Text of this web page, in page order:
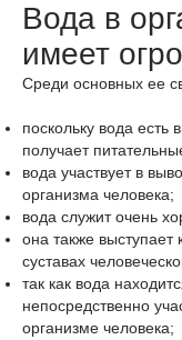
Вода в
имеет
Среди основных ее
поскольку вода есть
получает
вода участвует в
организма человека;
вода служит очень
она также выступает
суставах
так как вода
непосредственно
организме человека;